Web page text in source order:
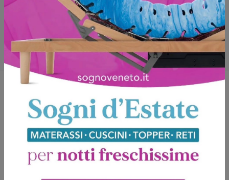
Potrebbero piacerti anche